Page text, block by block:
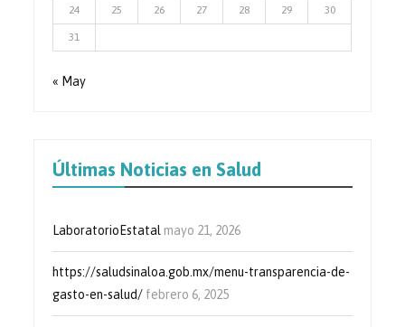
24 25 26 27 28 29 30
31
« May
Últimas Noticias en Salud
LaboratorioEstatal mayo 21, 2026
https://saludsinaloa.gob.mx/menu-transparencia-de-
gasto-en-salud/ febrero 6, 2025